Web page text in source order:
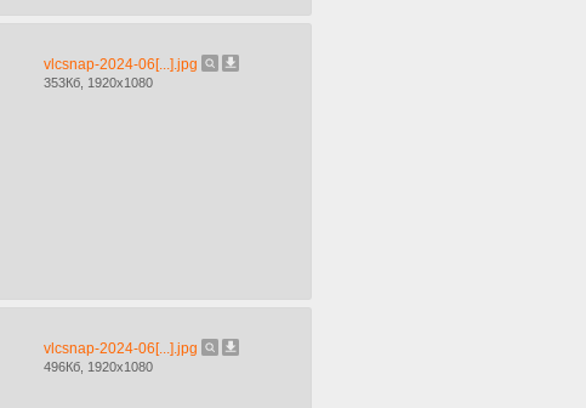
vlcsnap-2024-06[...].jpg
353Кб, 1920x1080
vlcsnap-2024-06[...].jpg
496Кб, 1920x1080